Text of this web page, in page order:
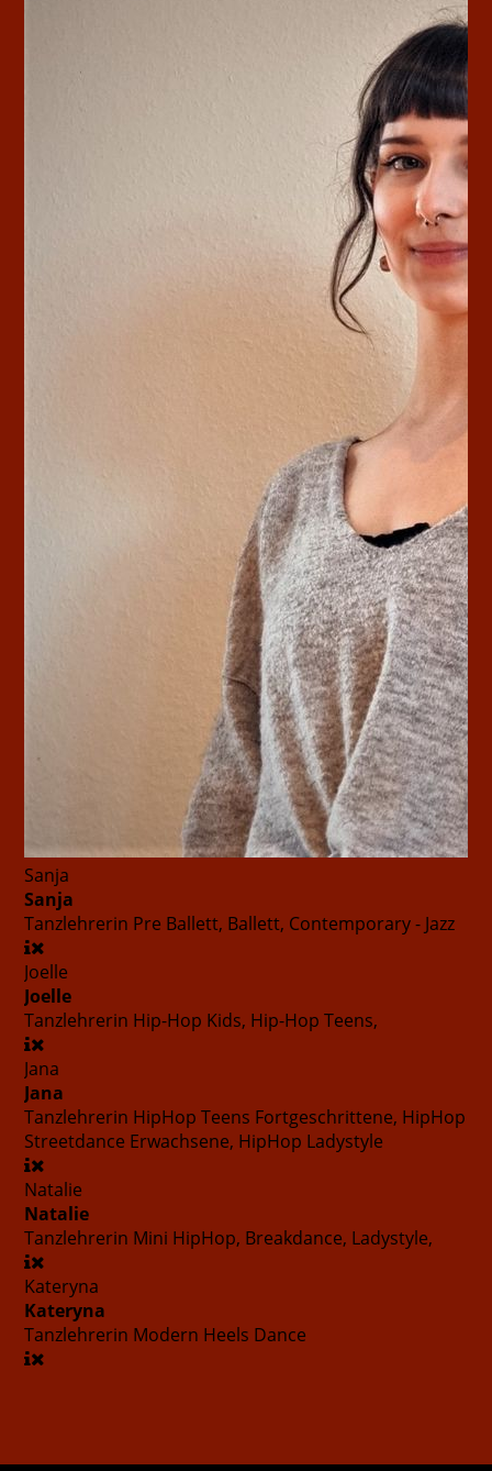
Sanja
Sanja
Tanzlehrerin Pre Ballett, Ballett, Contemporary - Jazz
Joelle
Joelle
Tanzlehrerin Hip-Hop Kids, Hip-Hop Teens,
Jana
Jana
Tanzlehrerin HipHop Teens Fortgeschrittene, HipHop
Streetdance Erwachsene, HipHop Ladystyle
Natalie
Natalie
Tanzlehrerin Mini HipHop, Breakdance, Ladystyle,
Kateryna
Kateryna
Tanzlehrerin Modern Heels Dance